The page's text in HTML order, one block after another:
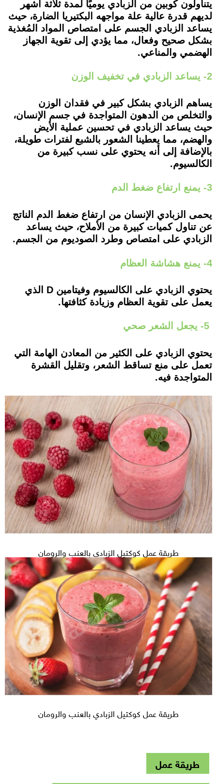
يتناولون كوبين من الزبادي يوميًا لمدة ثلاثة أشهر
لديهم قدرة عالية علة مواجهه البكتيريا الضارة، حيث
يساعد الزبادي الجسم على امتصاص المواد المُغذية
بشكل صحيح وفعال، مما يؤدي إلى تقوية الجهاز
الهضمي والمناعي.
2- يساعد الزبادي في تخفيف الوزن
يساهم الزبادي بشكل كبير في فقدان الوزن
والتخلص من الدهون المتواجدة في جسم الإنسان،
حيث يساعد الزبادي في تحسين عملية الأيض
والهضم، مما يعطينا الشعور بالشبع لفترات طويلة،
بالإضافة إلى أنه يحتوي على نسب كبيرة من
الكالسيوم.
3- يمنع ارتفاع ضغط الدم
يحمى الزبادي الإنسان من ارتفاع ضغط الدم الناتج
عن تناول كميات كبيرة من الأملاح، حيث يساعد
الزبادي على امتصاص وطرد الصوديوم من الجسم.
4- يمنع هشاشة العظام
يحتوي الزبادي على الكالسيوم وفيتامين D الذي
يعمل على تقوية العظام وزيادة كثافتها.
يحتوي الزبادي على الكثير من المعادن الهامة التي
تعمل على منع تساقط الشعر، وتقليل القشرة
المتواجدة فيه.
طريقة عمل كوكتيل الزبادي بالعنب والرومان
طريقة عمل كوكتيل الزبادي بالعنب والرومان
طريقة عمل